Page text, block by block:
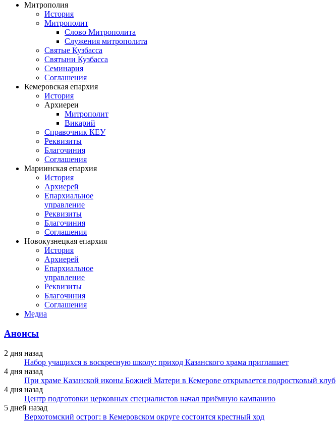
Митрополия
История
Митрополит
Слово Митрополита
Служения митрополита
Святые Кузбасса
Святыни Кузбасса
Семинария
Соглашения
Кемеровская епархия
История
Архиереи
Митрополит
Викарий
Справочник КЕУ
Реквизиты
Благочиния
Соглашения
Мариинская епархия
История
Архиерей
Епархиальное
управление
Реквизиты
Благочиния
Соглашения
Новокузнецкая епархия
История
Архиерей
Епархиальное
управление
Реквизиты
Благочиния
Соглашения
Медиа
Анонсы
2 дня назад
Набор учащихся в воскресную школу: приход Казанского храма приглашает
4 дня назад
При храме Казанской иконы Божией Матери в Кемерове открывается подростковый клуб
4 дня назад
Центр подготовки церковных специалистов начал приёмную кампанию
5 дней назад
Верхотомский острог: в Кемеровском округе состоится крестный ход